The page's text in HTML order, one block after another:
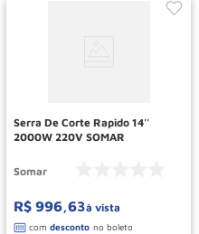
Serra De Corte Rapido 14''
2000W 220V SOMAR
Somar
R$ 996,63à vista